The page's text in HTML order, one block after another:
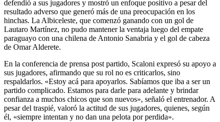
defendió a sus jugadores y mostró un enfoque positivo a pesar del
resultado adverso que generó más de una preocupación en los
hinchas. La Albiceleste, que comenzó ganando con un gol de
Lautaro Martínez, no pudo mantener la ventaja luego del empate
paraguayo con una chilena de Antonio Sanabria y el gol de cabeza
de Omar Alderete.
En la conferencia de prensa post partido, Scaloni expresó su apoyo a
sus jugadores, afirmando que su rol no es criticarlos, sino
respaldarlos. «Estoy acá para apoyarlos. Sabíamos que iba a ser un
partido complicado. Estamos para darle para adelante y brindar
confianza a muchos chicos que son nuevos», señaló el entrenador. A
pesar del traspié, valoró la actitud de sus jugadores, quienes, según
él, «siempre intentan y no dan una pelota por perdida».